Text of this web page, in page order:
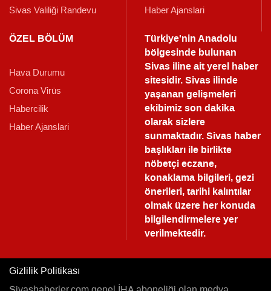
Sivas Valiliği Randevu
Haber Ajanslari
ÖZEL BÖLÜM
Hava Durumu
Corona Virüs
Habercilik
Haber Ajanslari
Türkiye'nin Anadolu
bölgesinde bulunan
Sivas iline ait yerel haber
sitesidir. Sivas ilinde
yaşanan gelişmeleri
ekibimiz son dakika
olarak sizlere
sunmaktadır.Sivas haber
başlıkları ile birlikte
nöbetçi eczane,
konaklama bilgileri, gezi
önerileri, tarihi kalıntılar
olmak üzere her konuda
bilgilendirmelere yer
verilmektedir.
Gizlilik Politikası